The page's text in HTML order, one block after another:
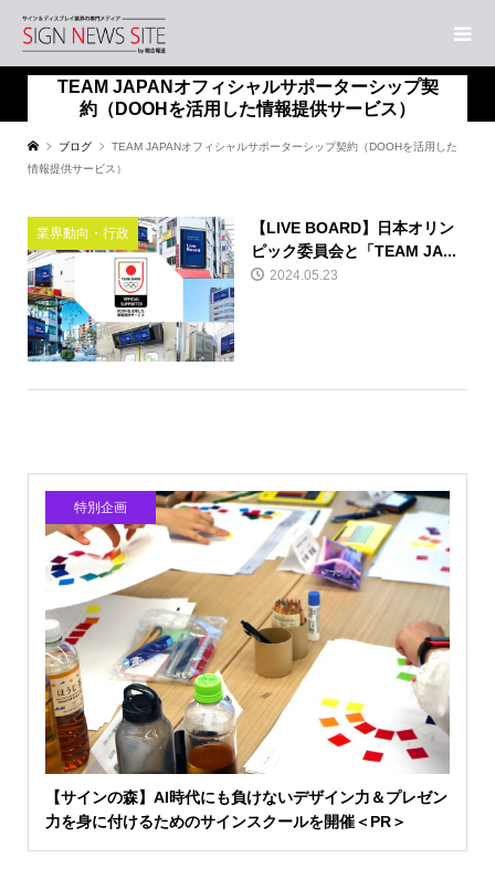
TEAM JAPANオフィシャルサポーターシップ契
約（DOOHを活用した情報提供サービス）
ブログ
TEAM JAPANオフィシャルサポーターシップ契約（DOOHを活用した
情報提供サービス）
業界動向・行政
【LIVE BOARD】日本オリン
ピック委員会と「TEAM JA...
2024.05.23
特別企画
【サインの森】AI時代にも負けないデザイン力＆プレゼン
力を身に付けるためのサインスクールを開催＜PR＞